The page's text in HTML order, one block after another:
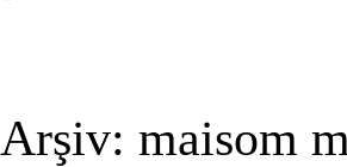
Arşiv: maisom